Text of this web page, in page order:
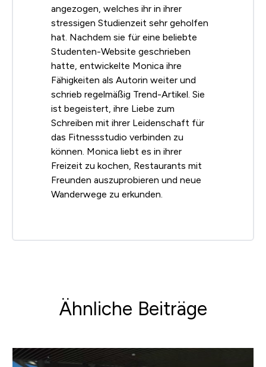
angezogen, welches ihr in ihrer
stressigen Studienzeit sehr geholfen
hat. Nachdem sie für eine beliebte
Studenten-Website geschrieben
hatte, entwickelte Monica ihre
Fähigkeiten als Autorin weiter und
schrieb regelmäßig Trend-Artikel. Sie
ist begeistert, ihre Liebe zum
Schreiben mit ihrer Leidenschaft für
das Fitnessstudio verbinden zu
können. Monica liebt es in ihrer
Freizeit zu kochen, Restaurants mit
Freunden auszuprobieren und neue
Wanderwege zu erkunden.
Ähnliche Beiträge